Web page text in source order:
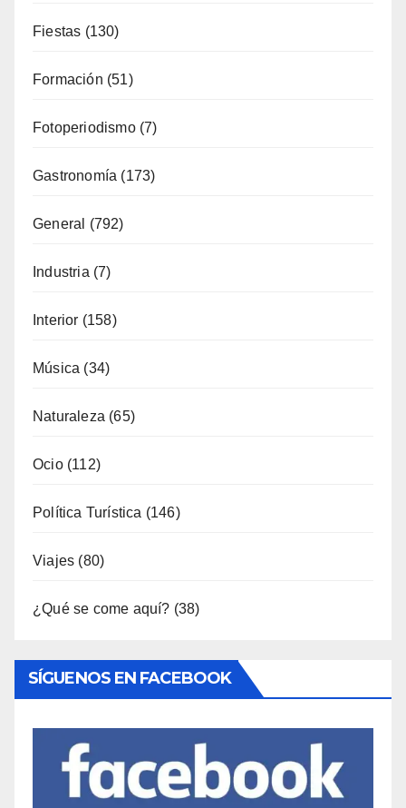
Fiestas (130)
Formación (51)
Fotoperiodismo(7)
Gastronomía (173)
General (792)
Industria(7)
Interior (158)
Música (34)
Naturaleza (65)
Ocio(112)
Política Turística (146)
Viajes (80)
¿Qué se come aquí? (38)
SÍGUENOS EN FACEBOOK